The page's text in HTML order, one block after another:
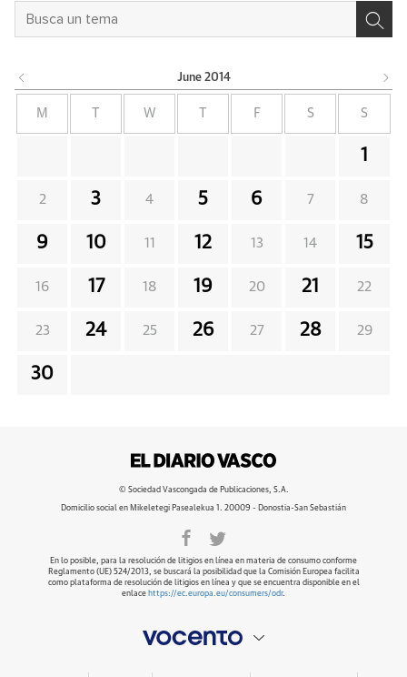
June 2014
M W F S S
1
2 3 4 5 6 7 8
9 10 11 12 13 14 15
16 17 18 19 20 21 22
23 24 25 26 27 28 29
30
© Sociedad Vascongada de Publicaciones, S.A.
Domicilio social en Mikeletegi Pasealekua 1. 20009 - Donostia-San Sebastián
En lo posible, para la resolución de litigios en línea en materia de consumo conforme
Reglamento (UE) 524/2013, se buscará la posibilidad que la Comisión Europea facilita
como plataforma de resolución de litigios en línea y que se encuentra disponible en el
enlace https://ec.europa.eu/consumers/odr.